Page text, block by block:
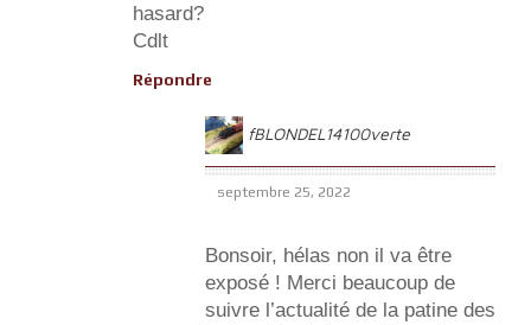
hasard?
Cdlt
Répondre
fBLONDEL14100verte
septembre 25, 2022
Bonsoir, hélas non il va être
exposé ! Merci beaucoup de
suivre l’actualité de la patine des